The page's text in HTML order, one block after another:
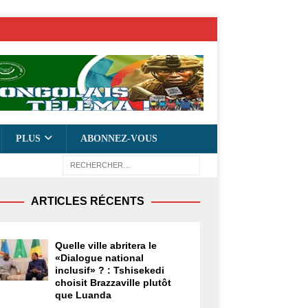
PLUS ABONNEZ-VOUS
ARTICLES RÉCENTS
Quelle ville abritera le
«Dialogue national
inclusif» ? : Tshisekedi
choisit Brazzaville plutôt
que Luanda